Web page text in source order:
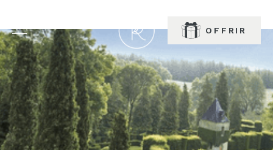
RÉSERVER
OFFRIR